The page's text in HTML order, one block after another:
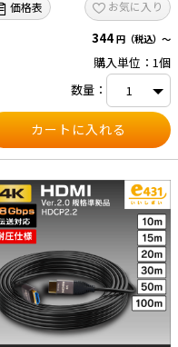
価格表
お気に入り
344 円（税込）～
購入単位：1個
数量：